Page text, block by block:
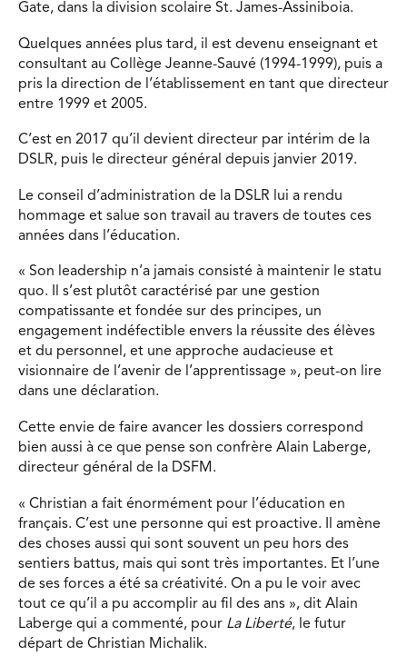
Gate, dans la division scolaire St. James-Assiniboia.
Quelques années plus tard, il est devenu enseignant et
consultant au Collège Jeanne-Sauvé (1994-1999), puis a
pris la direction de l’établissement en tant que directeur
entre 1999 et 2005.
C’est en 2017 qu’il devient directeur par intérim de la
DSLR, puis le directeur général depuis janvier 2019.
Le conseil d’administration de la DSLR lui a rendu
hommage et salue son travail au travers de toutes ces
années dans l’éducation.
« Son leadership n’a jamais consisté à maintenir le statu
quo. Il s’est plutôt caractérisé par une gestion
compatissante et fondée sur des principes, un
engagement indéfectible envers la réussite des élèves
et du personnel, et une approche audacieuse et
visionnaire de l’avenir de l’apprentissage », peut-on lire
dans une déclaration.
Cette envie de faire avancer les dossiers correspond
bien aussi à ce que pense son confrère Alain Laberge,
directeur général de la DSFM.
« Christian a fait énormément pour l’éducation en
français. C’est une personne qui est proactive. Il amène
des choses aussi qui sont souvent un peu hors des
sentiers battus, mais qui sont très importantes. Et l’une
de ses forces a été sa créativité. On a pu le voir avec
tout ce qu’il a pu accomplir au fil des ans », dit Alain
Laberge qui a commenté, pour La Liberté, le futur
départ de Christian Michalik.